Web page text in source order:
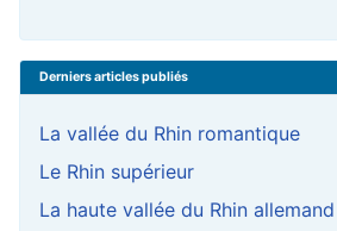
Derniers articles publiés
La vallée du Rhin romantique
Le Rhin supérieur
La haute vallée du Rhin allemand